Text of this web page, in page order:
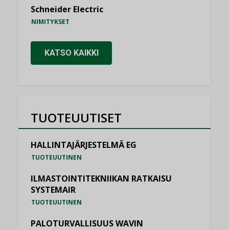
Schneider Electric
NIMITYKSET
KATSO KAIKKI
TUOTEUUTISET
HALLINTAJÄRJESTELMÄ EG
TUOTEUUTINEN
ILMASTOINTITEKNIIKAN RATKAISU
SYSTEMAIR
TUOTEUUTINEN
PALOTURVALLISUUS WAVIN